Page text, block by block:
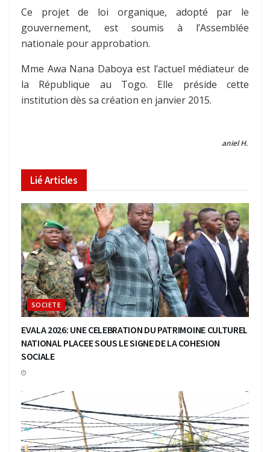
Ce projet de loi organique, adopté par le
gouvernement, est soumis à l’Assemblée
nationale pour approbation.
Mme Awa Nana Daboya est l’actuel médiateur de
la République au Togo. Elle préside cette
institution dès sa création en janvier 2015.
aniel H.
LiéArticles
SOCIETE
EVALA 2026: UNE CELEBRATION DU PATRIMOINE CULTUREL
NATIONAL PLACEE SOUS LE SIGNE DE LA COHESION
SOCIALE